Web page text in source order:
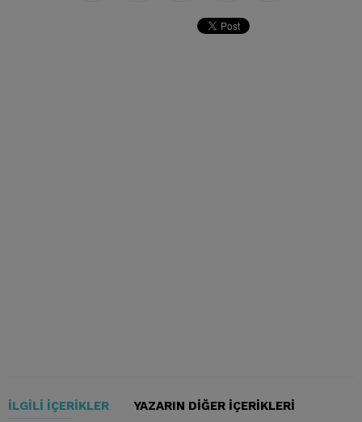
İLGILI İÇERIKLER YAZARIN DIĞER İÇERIKLERI